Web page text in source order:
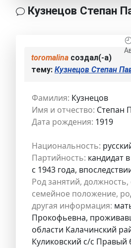
Кузнецов Степан
toromalina создал(-а)
тему: Кузнецов Степан
Фамилия: Кузнецов
Имя и отчество: Степан
Дата рождения: 1919
Национальность:
Партийность: кандидат
с 1943 года,
Род занятий,
семейное положение,
другая информация:
Прокофьевна,
области Калачинский
Куликовский с/с Правый